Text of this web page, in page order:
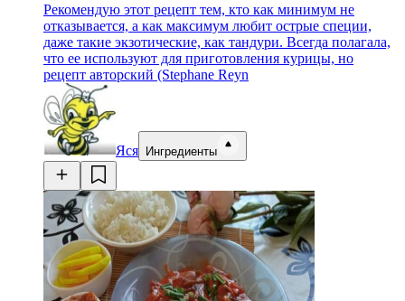
Рекомендую этот рецепт тем, кто как минимум не
отказывается, а как максимум любит острые специи,
даже такие экзотические, как тандури. Всегда полагала,
что ее используют для приготовления курицы, но
рецепт авторский (Stephane Reyn
Яся Ингредиенты